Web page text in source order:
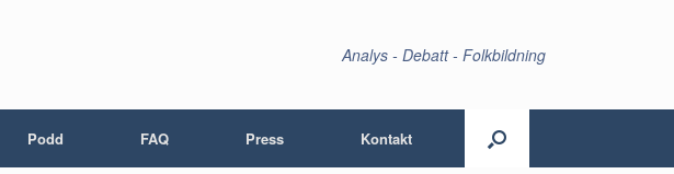
Analys - Debatt - Folkbildning
Podd FAQ Press Kontakt